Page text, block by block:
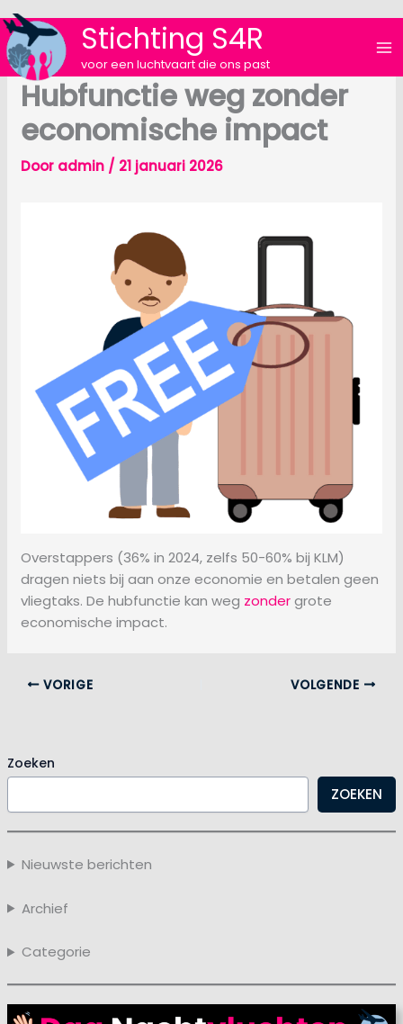
Ga
naar
de
inhoud
Stichting S4R
voor een luchtvaart die ons past
Zoeken
ZOEKEN
Nieuwste berichten
Archief
Categorie
Hubfunctie weg zonder
economische impact
Door admin / 21 januari 2026
Overstappers (36% in 2024, zelfs 50-60% bij KLM)
dragen niets bij aan onze economie en betalen geen
vliegtaks. De hubfunctie kan weg zondergrote
economische impact.
VORIGE VOLGENDE